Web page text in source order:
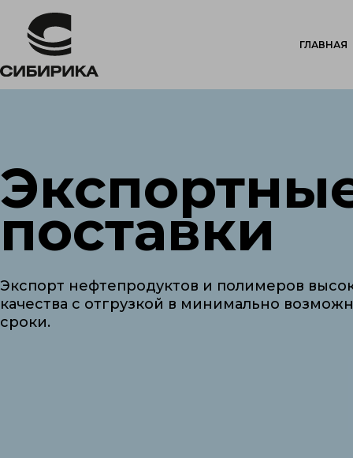
ГЛАВНАЯ
поставки
Экспорт нефтепродуктов и полимеров
качества с отгрузкой в минимально
сроки.